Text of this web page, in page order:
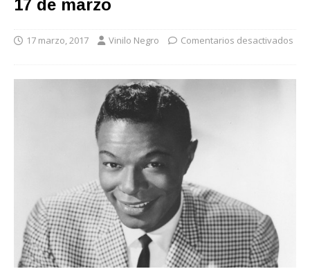
17 de marzo
17 marzo, 2017 Vinilo Negro Comentarios desactivados